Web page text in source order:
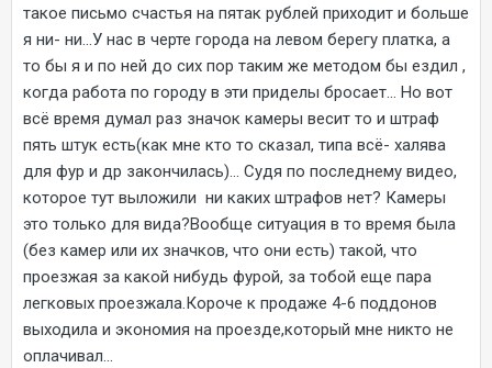
такое письмо счастья на пятак рублей приходит и больше
я ни- ни...У нас в черте города на левом берегу платка, а
то бы я и по ней до сих пор таким же методом бы ездил ,
когда работа по городу в эти приделы бросает... Но вот
всё время думал раз значок камеры весит то и штраф
пять штук есть(как мне кто то сказал, типа всё- халява
для фур и др закончилась)... Судя по последнему видео,
которое тут выложили ни каких штрафов нет? Камеры
это только для вида?Вообще ситуация в то время была
(без камер или их значков, что они есть) такой, что
проезжая за какой нибудь фурой, за тобой еще пара
легковых проезжала.Короче к продаже 4-6 поддонов
выходила и экономия на проезде,который мне никто не
оплачивал...